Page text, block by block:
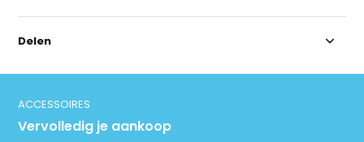
Delen
ACCESSOIRES
Vervolledig je aankoop